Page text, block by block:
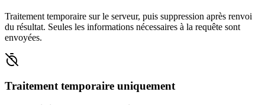
Traitement temporaire sur le serveur, puis suppression après renvoi
du résultat. Seules les informations nécessaires à la requête sont
envoyées.
Traitement temporaire uniquement